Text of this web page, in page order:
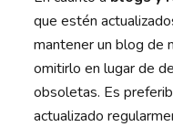
que estén
mantener un blog de
omitirlo en lugar de
obsoletas. Es
actualizado